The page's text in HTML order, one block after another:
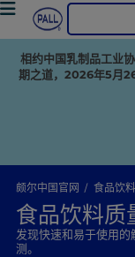
相约中国乳制品工业
期之道，2026年5月
颇尔中国官网 食品饮料
食品饮料
发现快速和易于使用
测。